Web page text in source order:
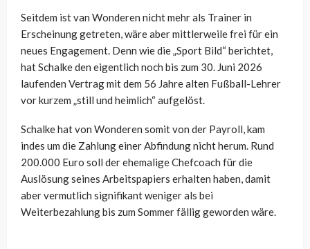
Seitdem ist van Wonderen nicht mehr als Trainer in
Erscheinung getreten, wäre aber mittlerweile frei für ein
neues Engagement. Denn wie die „Sport Bild“ berichtet,
hat Schalke den eigentlich noch bis zum 30. Juni 2026
laufenden Vertrag mit dem 56 Jahre alten Fußball-Lehrer
vor kurzem „still und heimlich“ aufgelöst.
Schalke hat von Wonderen somit von der Payroll, kam
indes um die Zahlung einer Abfindung nicht herum. Rund
200.000 Euro soll der ehemalige Chefcoach für die
Auslösung seines Arbeitspapiers erhalten haben, damit
aber vermutlich signifikant weniger als bei
Weiterbezahlung bis zum Sommer fällig geworden wäre.